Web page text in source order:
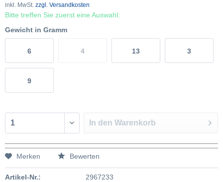
inkl. MwSt. zzgl. Versandkosten
Bitte treffen Sie zuerst eine Auswahl:
Gewicht in Gramm
6 4 13 3
9
In den Warenkorb
Merken Bewerten
Artikel-Nr.:
2967233